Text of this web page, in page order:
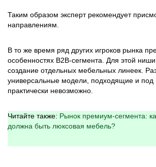
Таким образом эксперт рекомендует
направлениям.
В то же время ряд других игроков рынка
особенностях В2В-сегмента. Для этой ниши
создание отдельных мебельных линеек.
универсальные модели, подходящие и под
практически невозможно.
Читайте также: Рынок премиум-сегмента:
должна быть люксовая мебель?